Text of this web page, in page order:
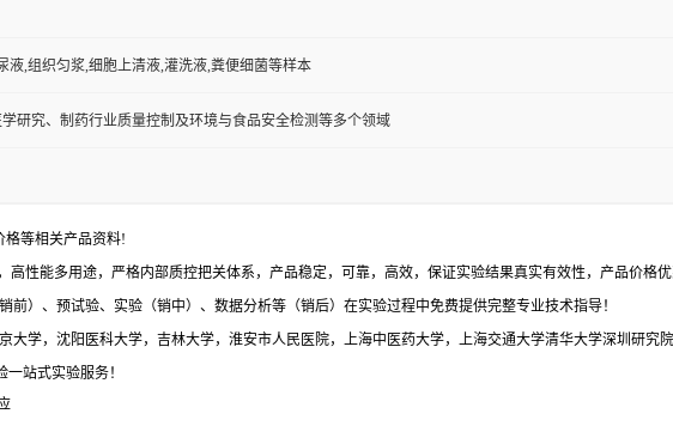
液,组织匀浆,细胞上清液,灌洗液,粪便细菌等样本
研究、制药行业质量控制及环境与食品安全检测等多个领域
格等相关产品资料!
性能多用途，严格内部质控把关体系，产品稳定，可靠，高效，保证实验结果真实有效性，产品价格
）、预试验、实验（销中）、数据分析等（销后）在实验过程中免费提供完整专业技术指导！
大学，沈阳医科大学，吉林大学，淮安市人民医院，上海中医药大学，上海交通大学清华大学深圳研究
站式实验服务！